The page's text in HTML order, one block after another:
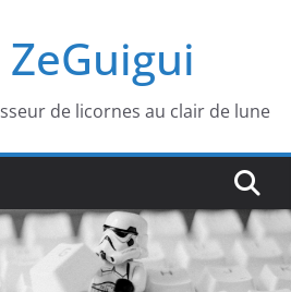
ZeGuigui
de licornes au clair de lune